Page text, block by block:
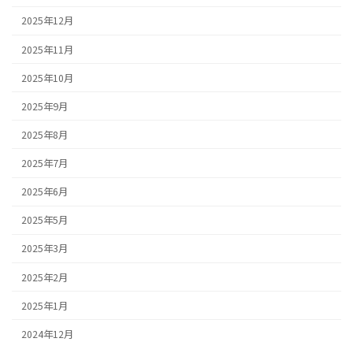
2025年12月
2025年11月
2025年10月
2025年9月
2025年8月
2025年7月
2025年6月
2025年5月
2025年3月
2025年2月
2025年1月
2024年12月